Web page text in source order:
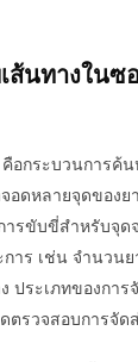
ส้นทางในซ
คือกระบวนการค้
อดหลายจุดของ
ารขับขี่สำหรับจุด
าร เช่น จำนวน
ประเภทของการ
ตรวจสอบการจัด